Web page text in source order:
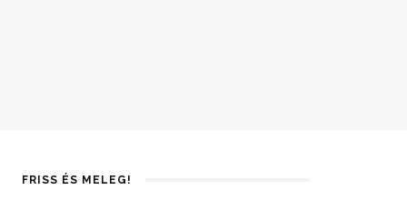
FRISS ÉS MELEG!